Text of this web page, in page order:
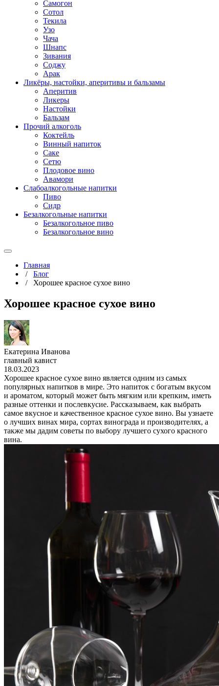
Самогон
Сотол
Текила
Узо
Чача
Шнапс
Зивания
Соджу
Арак
Ликёры, настойки, аперитивы и бальзамы
Аперитив
Ликеры
Настойки
Бальзам
Прочий алкоголь
Коктейль
Винный напиток
Саке
Сетю
Плодовое вино
Авамори
Слабоалкогольные напитки
Пиво
Сидр
Безалкогольные напитки
Безалкогольное пиво
Безалкогольное вино
Главная
/ Блог
/ Хорошее красное сухое вино
Хорошее красное сухое вино
Екатерина Иванова
главный кавист
18.03.2023
Хорошее красное сухое вино является одним из самых
популярных напитков в мире. Это напиток с богатым вкусом
и ароматом, который может быть мягким или крепким, иметь
разные оттенки и послевкусие. Рассказываем, как выбрать
самое вкусное и качественное красное сухое вино. Вы узнаете
о лучших винах мира, сортах винограда и производителях, а
также мы дадим советы по выбору лучшего сухого красного
вина.